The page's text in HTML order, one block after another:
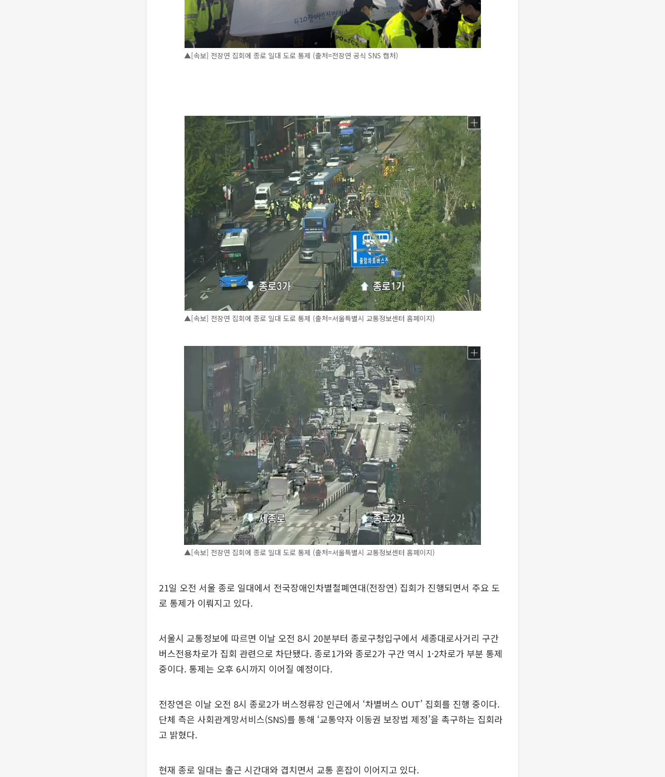
▲[속보] 전장연 집회에 종로 일대 도로 통제 (출처=전장연 공식 SNS 캡처)
▲[속보] 전장연 집회에 종로 일대 도로 통제 (출처=서울특별시 교통정보센터 홈페이지)
▲[속보] 전장연 집회에 종로 일대 도로 통제 (출처=서울특별시 교통정보센터 홈페이지)
21일 오전 서울 종로 일대에서 전국장애인차별철폐연대(전장연) 집회가 진행되면서 주요 도
로 통제가 이뤄지고 있다.
서울시 교통정보에 따르면 이날 오전 8시 20분부터 종로구청입구에서 세종대로사거리 구간
버스전용차로가 집회 관련으로 차단됐다. 종로1가와 종로2가 구간 역시 1·2차로가 부분 통제
중이다. 통제는 오후 6시까지 이어질 예정이다.
전장연은 이날 오전 8시 종로2가 버스정류장 인근에서 ‘차별버스 OUT’ 집회를 진행 중이다.
단체 측은 사회관계망서비스(SNS)를 통해 ‘교통약자 이동권 보장법 제정’을 촉구하는 집회라
고 밝혔다.
현재 종로 일대는 출근 시간대와 겹치면서 교통 혼잡이 이어지고 있다.